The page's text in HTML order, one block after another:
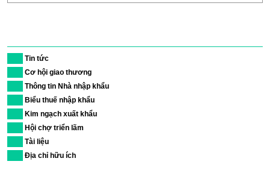
Đơn vị tổ chức:Thụy Điển
Danh mục
01 Tin tức
02 Cơ hội giao thương
03 Thông tin Nhà nhập khẩu
04 Biểu thuế nhập khẩu